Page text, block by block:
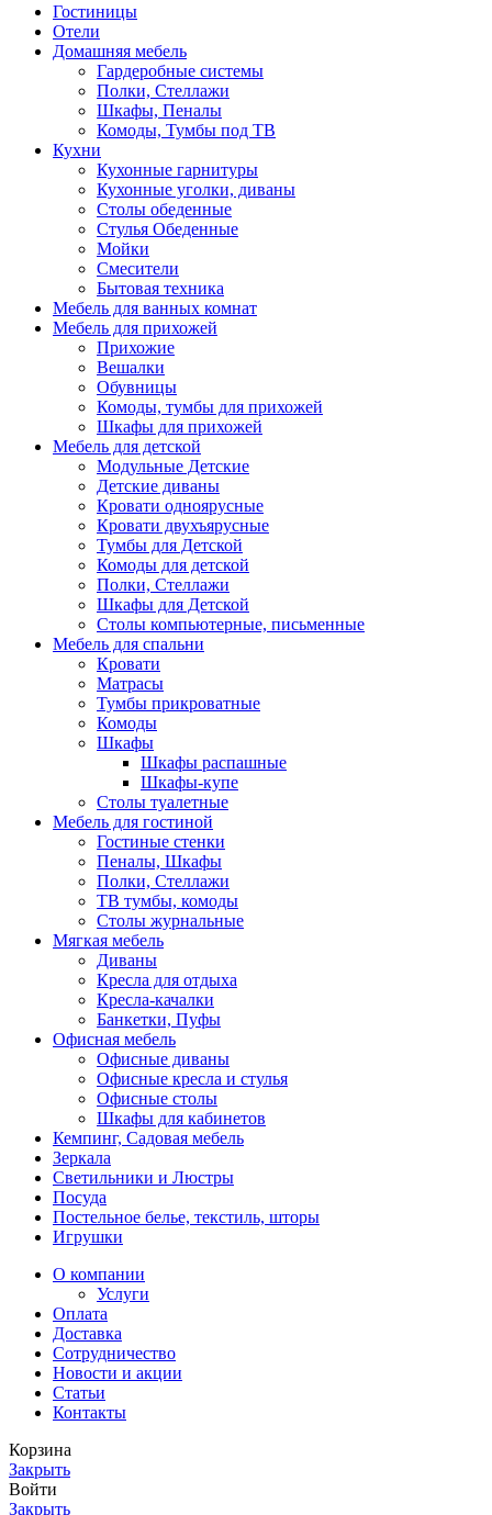
Гостиницы
Отели
Домашняя мебель
Гардеробные системы
Полки, Стеллажи
Шкафы, Пеналы
Комоды, Тумбы под ТВ
Кухни
Кухонные гарнитуры
Кухонные уголки, диваны
Столы обеденные
Стулья Обеденные
Мойки
Смесители
Бытовая техника
Мебель для ванных комнат
Мебель для прихожей
Прихожие
Вешалки
Обувницы
Комоды, тумбы для прихожей
Шкафы для прихожей
Мебель для детской
Модульные Детские
Детские диваны
Кровати одноярусные
Кровати двухъярусные
Тумбы для Детской
Комоды для детской
Полки, Стеллажи
Шкафы для Детской
Столы компьютерные, письменные
Мебель для спальни
Кровати
Матрасы
Тумбы прикроватные
Комоды
Шкафы
Шкафы распашные
Шкафы-купе
Столы туалетные
Мебель для гостиной
Гостиные стенки
Пеналы, Шкафы
Полки, Стеллажи
ТВ тумбы, комоды
Столы журнальные
Мягкая мебель
Диваны
Кресла для отдыха
Кресла-качалки
Банкетки, Пуфы
Офисная мебель
Офисные диваны
Офисные кресла и стулья
Офисные столы
Шкафы для кабинетов
Кемпинг, Садовая мебель
Зеркала
Светильники и Люстры
Посуда
Постельное белье, текстиль, шторы
Игрушки
О компании
Услуги
Оплата
Доставка
Сотрудничество
Новости и акции
Статьи
Контакты
Корзина
Закрыть
Войти
Закрыть